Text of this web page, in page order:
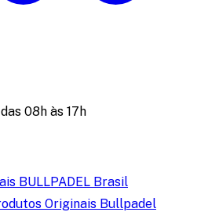
08h às 17h
BULLPADEL Brasil
Originais Bullpadel